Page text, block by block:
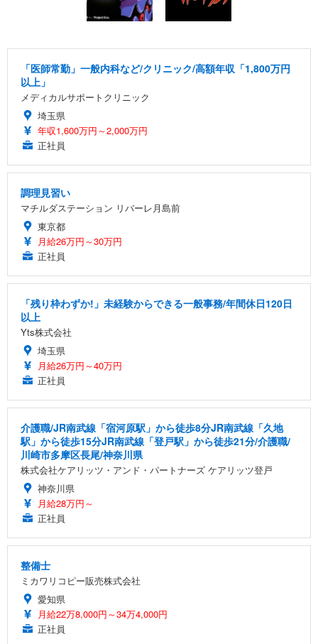
「医師常勤」一般内科など/クリニック/高額年収「1,800万円
以上」
メディカルサポートクリニック
埼玉県
年収1,600万円～2,000万円
正社員
調理見習い
マチルダステーション リバーレ月島前
東京都
月給26万円～30万円
正社員
「残り枠わずか!」未経験からできる一般事務/年間休日120日
以上
Yts株式会社
埼玉県
月給26万円～40万円
正社員
介護職/JR南武線「宿河原駅」から徒歩8分JR南武線「久地
駅」から徒歩15分JR南武線「登戸駅」から徒歩21分/介護職/
川崎市多摩区長尾/神奈川県
株式会社ケアリッツ・アンド・パートナーズ ケアリッツ登戸
神奈川県
月給28万円～
正社員
整備士
ミカワリコピー販売株式会社
愛知県
月給22万8,000円～34万4,000円
正社員